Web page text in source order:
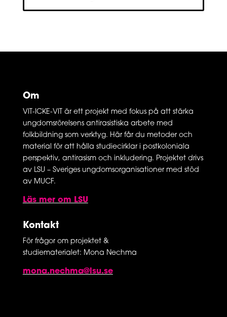
Om
VIT-ICKE-VIT är ett projekt med fokus på att stärka
ungdomsrörelsens antirasistiska arbete med
folkbildning som verktyg. Här får du metoder och
material för att hålla studiecirklar i postkoloniala
perspektiv, antirasism och inkludering. Projektet drivs
av LSU – Sveriges ungdomsorganisationer med stöd
av MUCF.
Läs mer om LSU
Kontakt
För frågor om projektet &
studiematerialet: Mona Nechma
mona.nechma@lsu.se